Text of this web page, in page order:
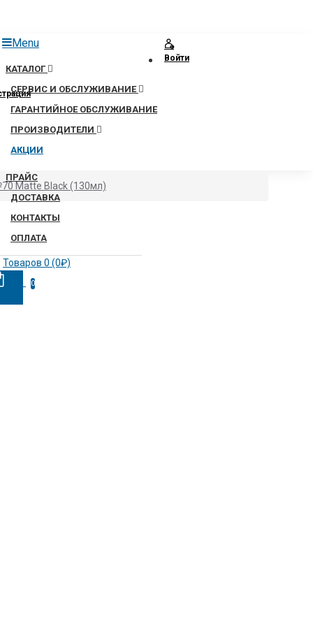
Menu
КАТАЛОГ
СЕРВИС И ОБСЛУЖИВАНИЕ
ГАРАНТИЙНОЕ ОБСЛУЖИВАНИЕ
ПРОИЗВОДИТЕЛИ
АКЦИИ
ПРАЙС
ДОСТАВКА
КОНТАКТЫ
ОПЛАТА
Товаров 0 (0₽)
0
Войти
Matte Black (130мл)